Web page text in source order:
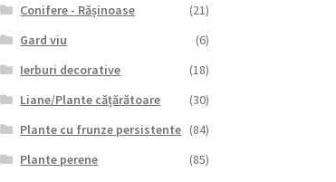
Conifere - Rășinoase
(21)
Gard viu
(6)
Ierburi decorative
(18)
Liane/Plante cățărătoare
(30)
Plante cu frunze persistente (84)
Plante perene
(85)